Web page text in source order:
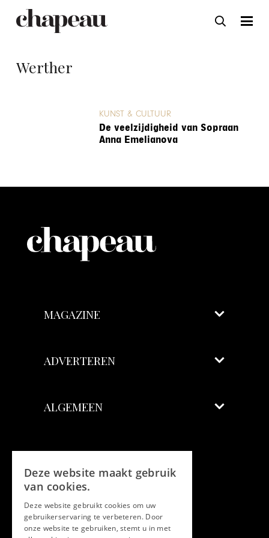
Werther
KUNST & CULTUUR
De veelzijdigheid van Sopraan
Anna Emelianova
MAGAZINE
ADVERTEREN
ALGEMEEN
Facebook
Twitter
Deze website maakt gebruik
van cookies.
Deze website gebruikt cookies om uw
gebruikerservaring te verbeteren. Door
onze website te gebruiken, stemt u in met